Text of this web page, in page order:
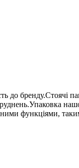
до бренду.Стоячі
функціями,